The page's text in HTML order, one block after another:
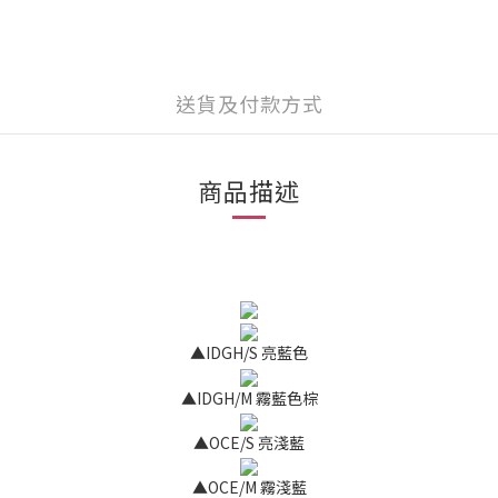
送貨及付款方式
商品描述
▲IDGH/S 亮藍色
▲IDGH/M 霧藍色棕
▲OCE/S 亮淺藍
▲OCE/M 霧淺藍